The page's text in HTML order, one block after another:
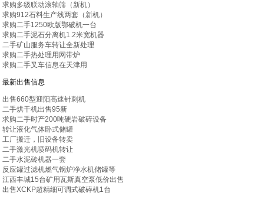
求购多级联动滚轴筛（新机）
求购912石料生产线两套（新机）
求购二手1250欧版鄂破机一台
求购二手泥石分离机1.2米宽机器
二手矿山服务车转让全新处理
求购二手热处理用网带炉
求购二手叉车信息在天津用
最新出售信息
出售660型迎阳高速针刺机
二手烘干机出售95新
求购二手时产200吨硬岩破碎设备
转让液化气体卧式储罐
工厂搬迁，旧设备转卖
二手激光机喷码机转让
二手水泥砖机器一套
反应罐过滤机燃气锅炉净水机储罐等
江西丰城15台矿用瓦斯真空泵低价出售
出售XCKP超精细可调式破碎机1台